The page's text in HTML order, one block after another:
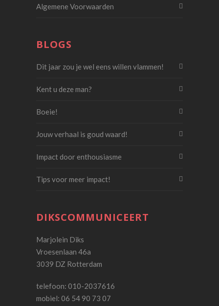
Algemene Voorwaarden
BLOGS
Dit jaar zou je wel eens willen vlammen!
Kent u deze man?
Boeie!
Jouw verhaal is goud waard!
Impact door enthousiasme
Tips voor meer impact!
DIKSCOMMUNICEERT
Marjolein Diks
Vroesenlaan 46a
3039 DZ Rotterdam
telefoon: 010-2037616
mobiel: 06 54 90 73 07